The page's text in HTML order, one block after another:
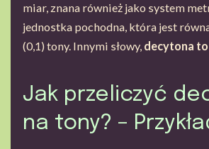
miar, znana również jako system
jednostka pochodna, która jest
(0,1) tony. Innymi słowy, decytona
Jak przeliczyć
na tony? –